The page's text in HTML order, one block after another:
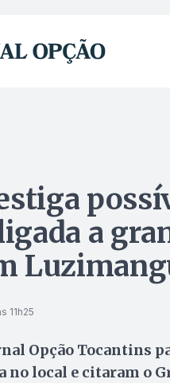
a
11h25
Opção Tocantins
local e citaram o